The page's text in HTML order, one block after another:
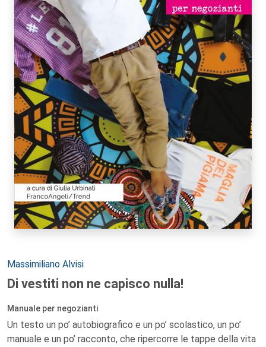
Autori:
Massimiliano Alvisi
Di vestiti non ne capisco nulla!
Manuale per negozianti
Un testo un po’ autobiografico e un po’ scolastico, un po’
manuale e un po’ racconto, che ripercorre le tappe della vita